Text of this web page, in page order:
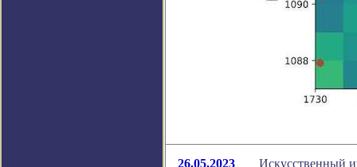
26.05.2023
Искусственный